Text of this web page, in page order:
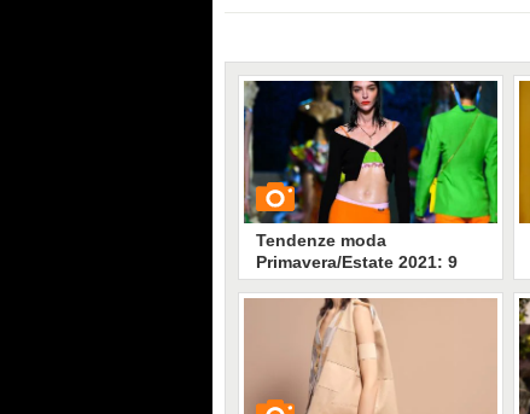
Tendenze moda
Primavera/Estate 2021: 9
capi da avere, dal crop top
al pantalone palazzo
GUARDA
15474 Stile e trend